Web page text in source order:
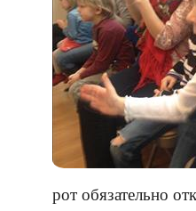
рот обязательно